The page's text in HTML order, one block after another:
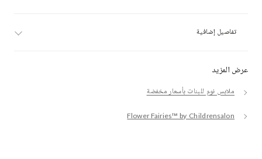
عرض المزيد
ملابس نوم للبنات بأسعار مخفضة
Flower Fairies™ by Childrensalon
تفاصيل إضافية